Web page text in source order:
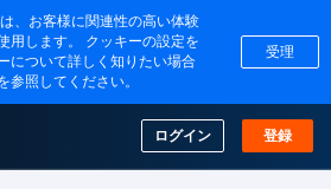
、お客様に関連性の高い体験
用します。 クッキーの設定を
について詳しく知りたい場合
参照してください。
受理
ログイン 登録